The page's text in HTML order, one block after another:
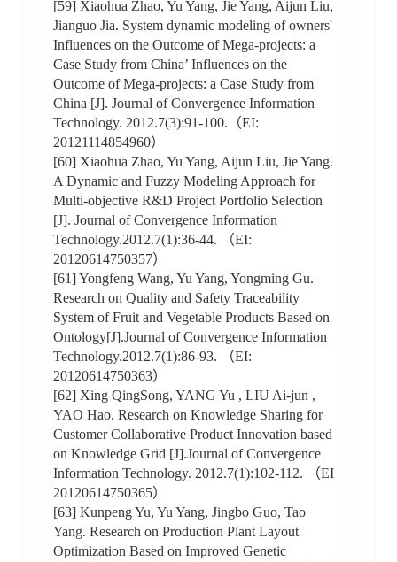
[59] Xiaohua Zhao, Yu Yang, Jie Yang, Aijun Liu,
Jianguo Jia. System dynamic modeling of owners'
Influences on the Outcome of Mega-projects: a
Case Study from China’ Influences on the
Outcome of Mega-projects: a Case Study from
China [J]. Journal of Convergence Information
Technology. 2012.7(3):91-100.（EI:
20121114854960）
[60] Xiaohua Zhao, Yu Yang, Aijun Liu, Jie Yang.
A Dynamic and Fuzzy Modeling Approach for
Multi-objective R&D Project Portfolio Selection
[J]. Journal of Convergence Information
Technology.2012.7(1):36-44. （EI:
20120614750357）
[61] Yongfeng Wang, Yu Yang, Yongming Gu.
Research on Quality and Safety Traceability
System of Fruit and Vegetable Products Based on
Ontology[J].Journal of Convergence Information
Technology.2012.7(1):86-93. （EI:
20120614750363）
[62] Xing QingSong, YANG Yu , LIU Ai-jun ,
YAO Hao. Research on Knowledge Sharing for
Customer Collaborative Product Innovation based
on Knowledge Grid [J].Journal of Convergence
Information Technology. 2012.7(1):102-112. （EI
20120614750365）
[63] Kunpeng Yu, Yu Yang, Jingbo Guo, Tao
Yang. Research on Production Plant Layout
Optimization Based on Improved Genetic